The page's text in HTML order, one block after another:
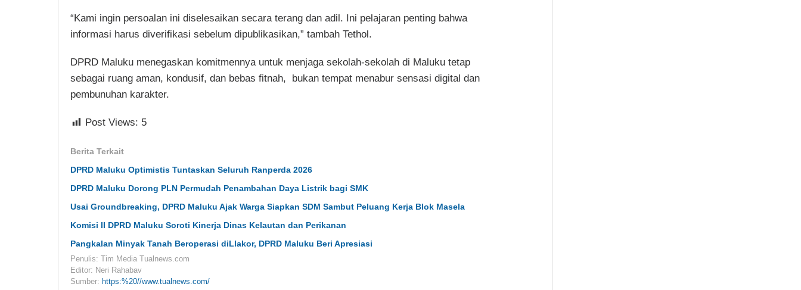
“Kami ingin persoalan ini diselesaikan secara terang dan adil. Ini pelajaran penting bahwa
informasi harus diverifikasi sebelum dipublikasikan,” tambah Tethol.
DPRD Maluku menegaskan komitmennya untuk menjaga sekolah-sekolah di Maluku tetap
sebagai ruang aman, kondusif, dan bebas fitnah, bukan tempat menabur sensasi digital dan
pembunuhan karakter.
Post Views: 5
Berita Terkait
DPRD Maluku Optimistis Tuntaskan Seluruh Ranperda 2026
DPRD Maluku Dorong PLN Permudah Penambahan Daya Listrik bagi SMK
Usai Groundbreaking, DPRD Maluku Ajak Warga Siapkan SDM Sambut Peluang Kerja Blok Masela
Komisi II DPRD Maluku Soroti Kinerja Dinas Kelautan dan Perikanan
Pangkalan Minyak Tanah Beroperasi diLlakor, DPRD Maluku Beri Apresiasi
Penulis: Tim Media Tualnews.com
Editor: Neri Rahabav
Sumber: https:%20//www.tualnews.com/